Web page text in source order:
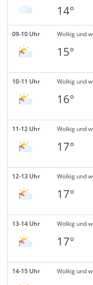
14°
09-10 Uhr Wolkig und
15°
10-11 Uhr Wolkig und
16°
11-12 Uhr Wolkig und
17°
12-13 Uhr Wolkig und
17°
13-14 Uhr Wolkig und
17°
14-15 Uhr Wolkig und